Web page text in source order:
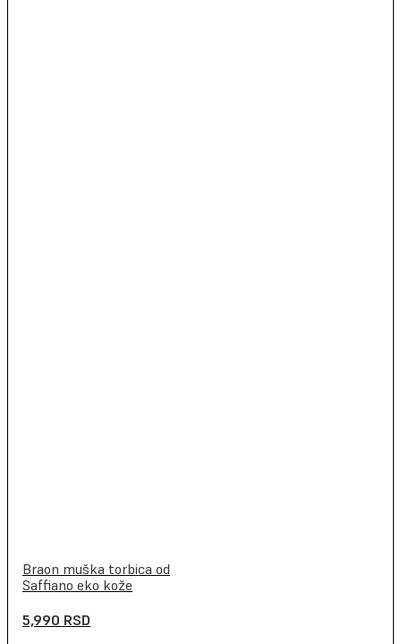
Braon muška torbica od
Saffiano eko kože
5,990 RSD